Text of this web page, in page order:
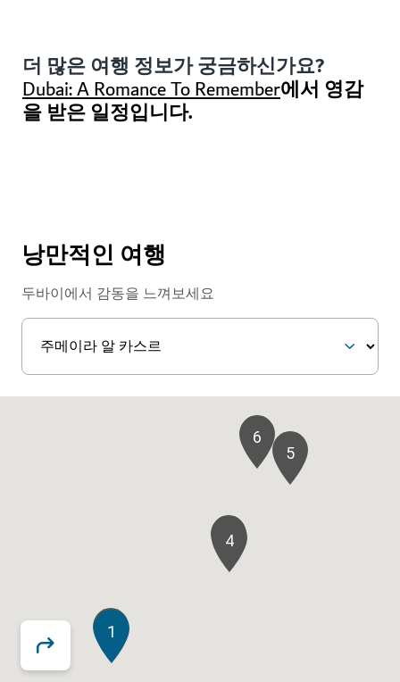
더 많은 여행 정보가 궁금하신가요?
Dubai: A Romance To Remember에서 영감
을 받은 일정입니다.
낭만적인 여행
두바이에서 감동을 느껴보세요
1
2
3
4
5
6